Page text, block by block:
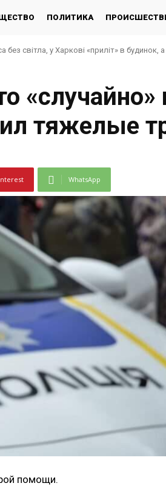
ПОЛИТИКА
без світла, у Харкові «приліт» в
«случайно»
тяжелые
WhatsApp
помощи.